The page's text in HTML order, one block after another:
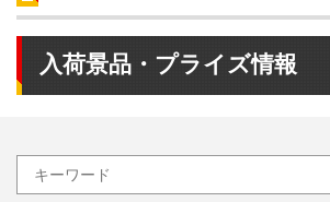
入荷景品・プライズ情報